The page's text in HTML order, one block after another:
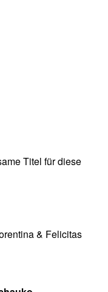
Titel für diese
& Felicitas